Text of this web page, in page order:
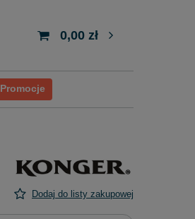
0,00 zł
Promocje
Dodaj do listy zakupowej